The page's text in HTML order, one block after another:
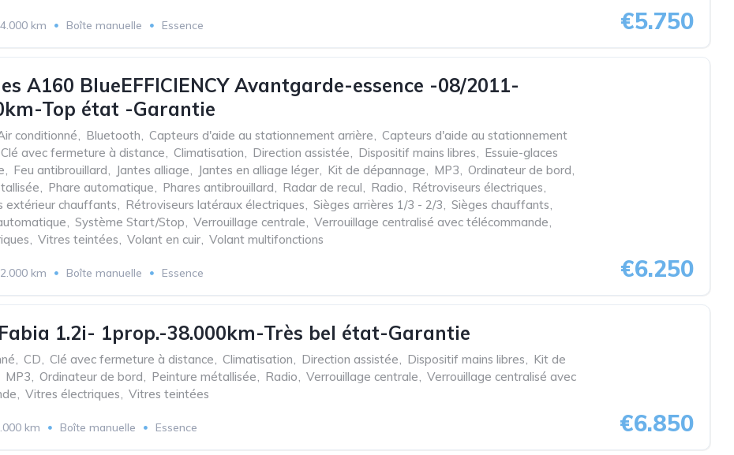
km Boîte manuelle Essence €5.750
A160 BlueEFFICIENCY Avantgarde-essence -08/2011-
Top état -Garantie
conditionné, Bluetooth, Capteurs d'aide au stationnement arrière, Capteurs d'aide au stationnement
Clé avec fermeture à distance, Climatisation, Direction assistée, Dispositif mains libres, Essuie-glaces
, Feu antibrouillard, Jantes alliage, Jantes en alliage léger, Kit de dépannage, MP3, Ordinateur de bord,
, Phare automatique, Phares antibrouillard, Radar de recul, Radio, Rétroviseurs électriques,
extérieur chauffants, Rétroviseurs latéraux électriques, Sièges arrières 1/3 - 2/3, Sièges chauffants,
, Système Start/Stop, Verrouillage centrale, Verrouillage centralisé avec télécommande,
, Vitres teintées, Volant en cuir, Volant multifonctions
km Boîte manuelle Essence €6.250
1.2i- 1prop.-38.000km-Très bel état-Garantie
, CD, Clé avec fermeture à distance, Climatisation, Direction assistée, Dispositif mains libres, Kit de
MP3, Ordinateur de bord, Peinture métallisée, Radio, Verrouillage centrale, Verrouillage centralisé avec
, Vitres électriques, Vitres teintées
km Boîte manuelle Essence €6.850